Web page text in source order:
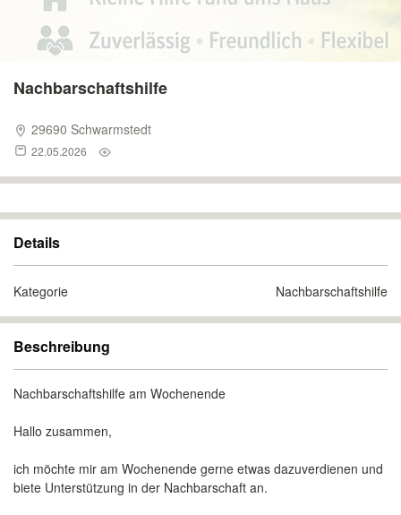
Nachbarschaftshilfe
29690 Schwarmstedt
22.05.2026
Details
Kategorie Nachbarschaftshilfe
Beschreibung
Nachbarschaftshilfe am Wochenende
Hallo zusammen,
ich möchte mir am Wochenende gerne etwas dazuverdienen und
biete Unterstützung in der Nachbarschaft an.